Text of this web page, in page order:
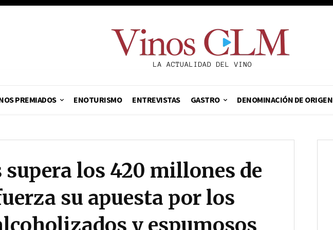
PREMIADOS ENOTURISMO ENTREVISTAS GASTRO DENOMINACIÓN DE ORIGEN
los 420 millones de
su apuesta por los
y espumosos